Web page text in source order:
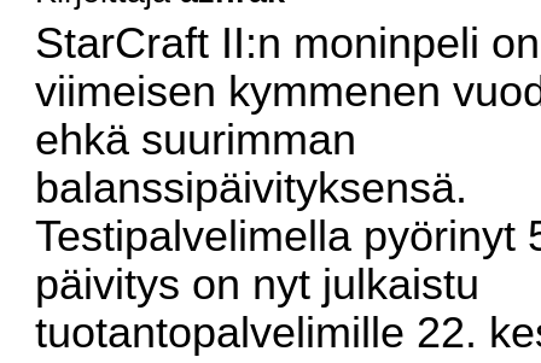
StarCraft II:n moninpeli
viimeisen kymmenen
ehkä suurimman
balanssipäivityksensä.
Testipalvelimella pyörinyt
päivitys on nyt julkaistu
tuotantopalvelimille 22.